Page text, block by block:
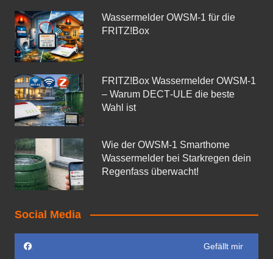
Wassermelder OWSM‑1 für die
FRITZ!Box
FRITZ!Box Wassermelder OWSM-1
– Warum DECT‑ULE die beste
Wahl ist
Wie der OWSM‑1 Smarthome
Wassermelder bei Starkregen dein
Regenfass überwacht!
Social Media
Gefällt mir